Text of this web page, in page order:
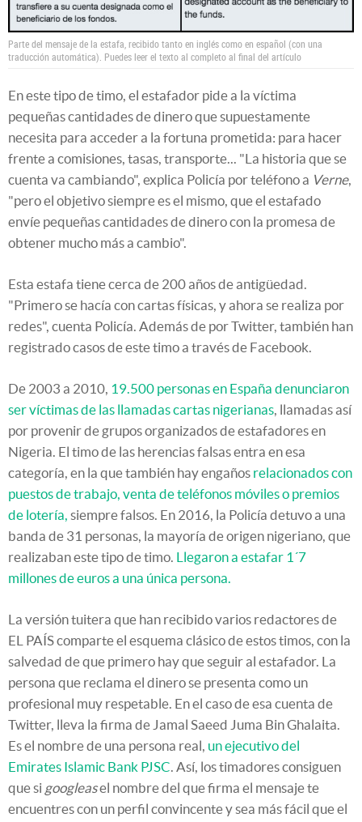
Parte del mensaje de la estafa, recibido tanto en inglés como en español (con una
traducción automática). Puedes leer el texto al completo al final del artículo
En este tipo de timo, el estafador pide a la víctima
pequeñas cantidades de dinero que supuestamente
necesita para acceder a la fortuna prometida: para hacer
frente a comisiones, tasas, transporte... "La historia que se
cuenta va cambiando", explica Policía por teléfono a Verne,
"pero el objetivo siempre es el mismo, que el estafado
envíe pequeñas cantidades de dinero con la promesa de
obtener mucho más a cambio".
Esta estafa tiene cerca de 200 años de antigüedad.
"Primero se hacía con cartas físicas, y ahora se realiza por
redes", cuenta Policía. Además de por Twitter, también han
registrado casos de este timo a través de Facebook.
De 2003 a 2010, 19.500 personas en España denunciaron
ser víctimas de las llamadas cartas nigerianas, llamadas así
por provenir de grupos organizados de estafadores en
Nigeria. El timo de las herencias falsas entra en esa
categoría, en la que también hay engaños relacionados con
puestos de trabajo, venta de teléfonos móviles o premios
de lotería, siempre falsos. En 2016, la Policía detuvo a una
banda de 31 personas, la mayoría de origen nigeriano, que
realizaban este tipo de timo. Llegaron a estafar 1´7
millones de euros a una única persona.
La versión tuitera que han recibido varios redactores de
EL PAÍS comparte el esquema clásico de estos timos, con la
salvedad de que primero hay que seguir al estafador. La
persona que reclama el dinero se presenta como un
profesional muy respetable. En el caso de esa cuenta de
Twitter, lleva la firma de Jamal Saeed Juma Bin Ghalaita.
Es el nombre de una persona real, un ejecutivo del
Emirates Islamic Bank PJSC. Así, los timadores consiguen
que si googleasel nombre del que firma el mensaje te
encuentres con un perfil convincente y sea más fácil que el